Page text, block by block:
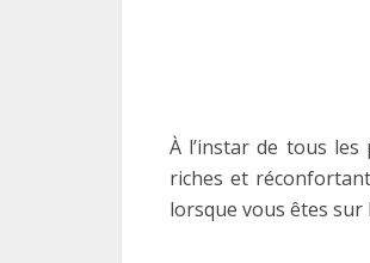
À l’instar de tous
riches et
lorsque vous êtes sur